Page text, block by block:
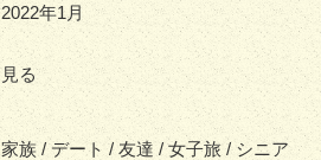
2022年1月
見る
家族 / デート / 友達 / 女子旅 / シニア